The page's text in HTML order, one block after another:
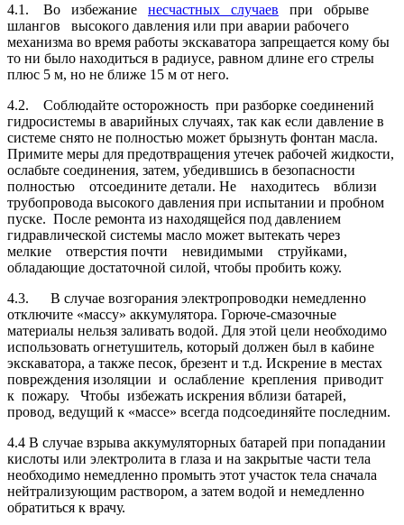
4.1. Во избежание несчастных случаев при обрыве
шлангов высокого давления или при аварии рабочего
механизма во время работы экскаватора запрещается кому бы
то ни было находиться в радиусе, равном длине его стрелы
плюс 5 м, но не ближе 15 м от него.
4.2. Соблюдайте осторожность при разборке соединений
гидросистемы в аварийных случаях, так как если давление в
системе снято не полностью может брызнуть фонтан масла.
Примите меры для предотвращения утечек рабочей жидкости,
ослабьте соединения, затем, убедившись в безопасности
полностью отсоедините детали. Не находитесь вблизи
трубопровода высокого давления при испытании и пробном
пуске. После ремонта из находящейся под давлением
гидравлической системы масло может вытекать через
мелкие отверстия почти невидимыми струйками,
обладающие достаточной силой, чтобы пробить кожу.
4.3. В случае возгорания электропроводки немедленно
отключите «массу» аккумулятора. Горюче-смазочные
материалы нельзя заливать водой. Для этой цели необходимо
использовать огнетушитель, который должен был в кабине
экскаватора, а также песок, брезент и т.д. Искрение в местах
повреждения изоляции и ослабление крепления приводит
к пожару. Чтобы избежать искрения вблизи батарей,
провод, ведущий к «массе» всегда подсоединяйте последним.
4.4 В случае взрыва аккумуляторных батарей при попадании
кислоты или электролита в глаза и на закрытые части тела
необходимо немедленно промыть этот участок тела сначала
нейтрализующим раствором, а затем водой и немедленно
обратиться к врачу.